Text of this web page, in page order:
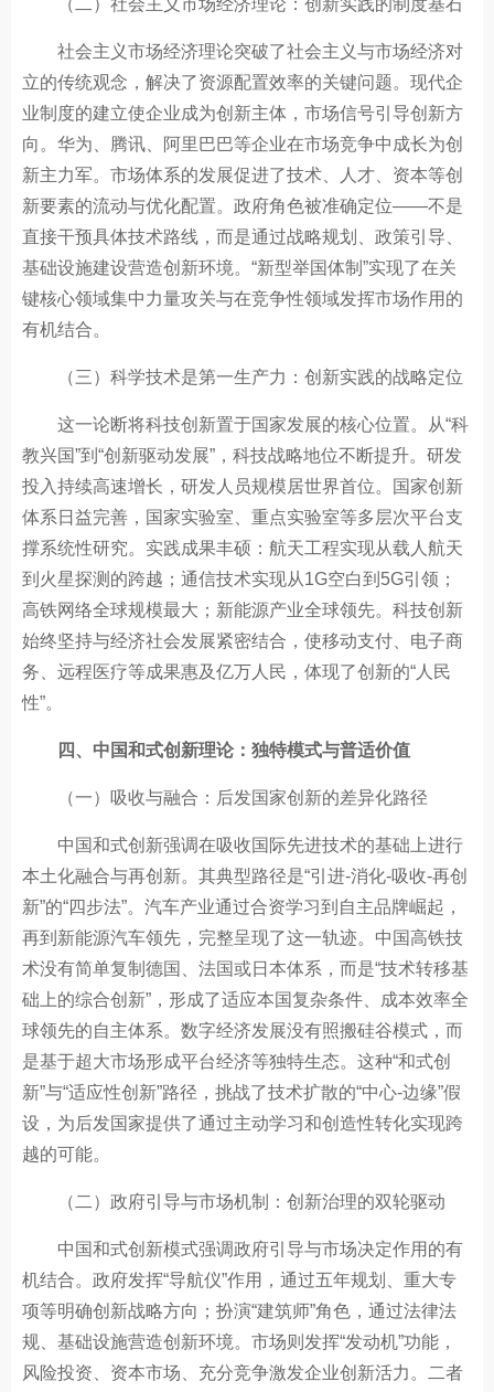
社会主义市场经济理论突破了社会主义与市场经济对
立的传统观念，解决了资源配置效率的关键问题。现代企
业制度的建立使企业成为创新主体，市场信号引导创新方
向。华为、腾讯、阿里巴巴等企业在市场竞争中成长为创
新主力军。市场体系的发展促进了技术、人才、资本等创
新要素的流动与优化配置。政府角色被准确定位——不是
直接干预具体技术路线，而是通过战略规划、政策引导、
基础设施建设营造创新环境。“新型举国体制”实现了在关
键核心领域集中力量攻关与在竞争性领域发挥市场作用的
有机结合。
（三）科学技术是第一生产力：创新实践的战略定位
这一论断将科技创新置于国家发展的核心位置。从“科
教兴国”到“创新驱动发展”，科技战略地位不断提升。研发
投入持续高速增长，研发人员规模居世界首位。国家创新
体系日益完善，国家实验室、重点实验室等多层次平台支
撑系统性研究。实践成果丰硕：航天工程实现从载人航天
到火星探测的跨越；通信技术实现从1G空白到5G引领；
高铁网络全球规模最大；新能源产业全球领先。科技创新
始终坚持与经济社会发展紧密结合，使移动支付、电子商
务、远程医疗等成果惠及亿万人民，体现了创新的“人民
性”。
四、中国和式创新理论：独特模式与普适价值
（一）吸收与融合：后发国家创新的差异化路径
中国和式创新强调在吸收国际先进技术的基础上进行
本土化融合与再创新。其典型路径是“引进-消化-吸收-再创
新”的“四步法”。汽车产业通过合资学习到自主品牌崛起，
再到新能源汽车领先，完整呈现了这一轨迹。中国高铁技
术没有简单复制德国、法国或日本体系，而是“技术转移基
础上的综合创新”，形成了适应本国复杂条件、成本效率全
球领先的自主体系。数字经济发展没有照搬硅谷模式，而
是基于超大市场形成平台经济等独特生态。这种“和式创
新”与“适应性创新”路径，挑战了技术扩散的“中心-边缘”假
设，为后发国家提供了通过主动学习和创造性转化实现跨
越的可能。
（二）政府引导与市场机制：创新治理的双轮驱动
中国和式创新模式强调政府引导与市场决定作用的有
机结合。政府发挥“导航仪”作用，通过五年规划、重大专
项等明确创新战略方向；扮演“建筑师”角色，通过法律法
规、基础设施营造创新环境。市场则发挥“发动机”功能，
风险投资、资本市场、充分竞争激发企业创新活力。二者